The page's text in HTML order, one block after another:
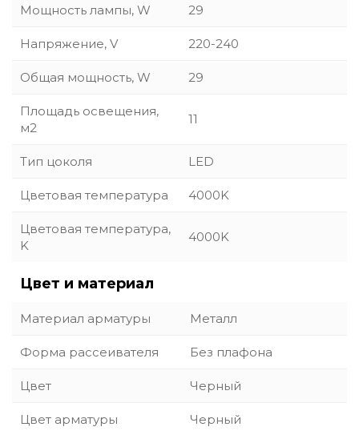
Мощность лампы, W 29
Напряжение, V 220-240
Общая мощность, W 29
Площадь освещения,
м2
11
Тип цоколя LED
Цветовая температура 4000K
Цветовая температура,
K
4000K
Цвет и материал
Материал арматуры Металл
Форма рассеивателя Без плафона
Цвет Черный
Цвет арматуры Черный